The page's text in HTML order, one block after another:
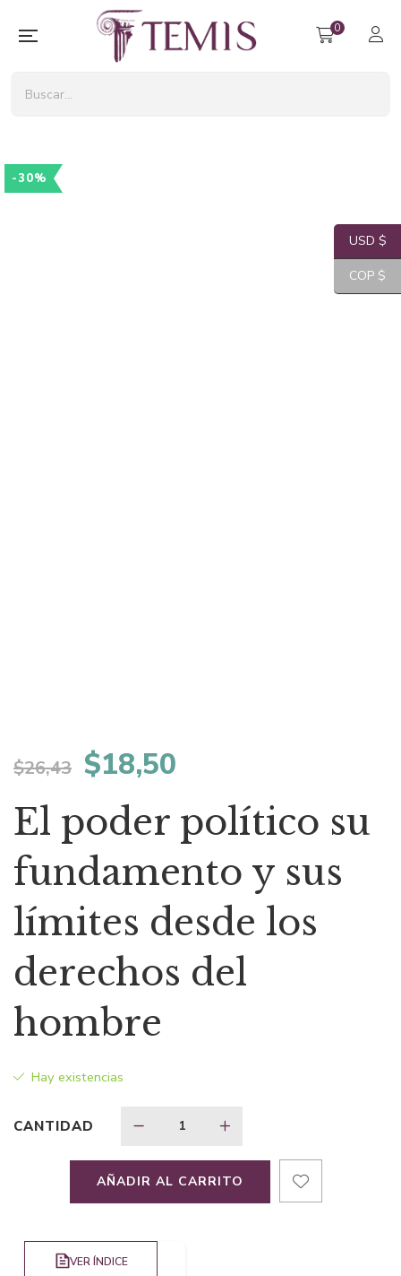
0
-30%
$26,43 El
precio
original
era:
$26,43.
$18,50
precio
actual
es:
$18,50.
El poder político su
fundamento y sus
límites desde los
derechos del
hombre
Hay existencias
CANTIDAD
AÑADIR AL CARRITO
VER ÍNDICE
USD $
COP $